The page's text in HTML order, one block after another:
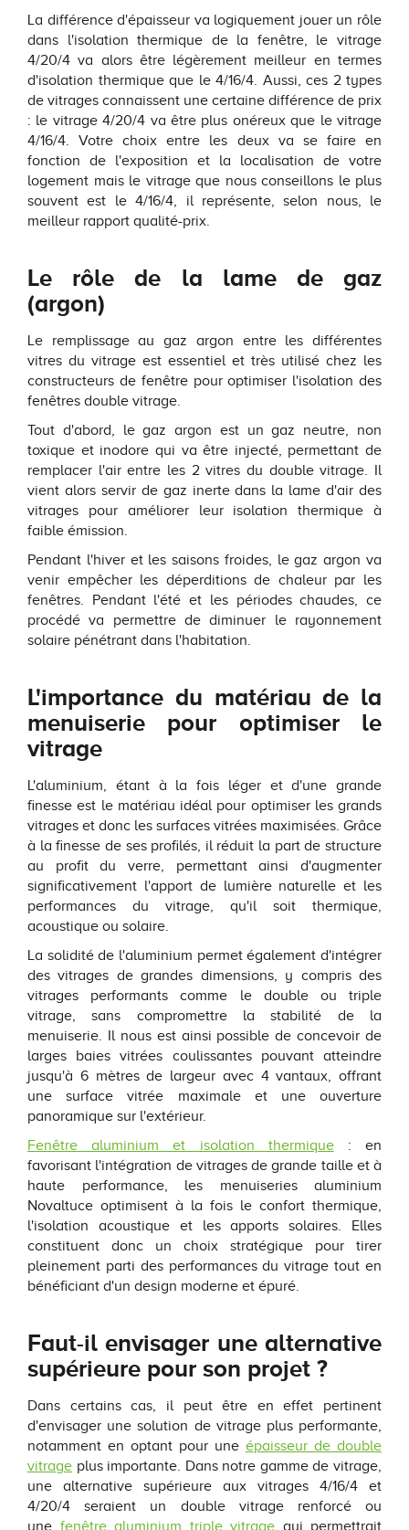
La différence d'épaisseur va logiquement jouer un rôle
dans l'isolation thermique de la fenêtre, le vitrage
4/20/4 va alors être légèrement meilleur en termes
d'isolation thermique que le 4/16/4. Aussi, ces 2 types
de vitrages connaissent une certaine différence de prix
: le vitrage 4/20/4 va être plus onéreux que le vitrage
4/16/4. Votre choix entre les deux va se faire en
fonction de l'exposition et la localisation de votre
logement mais le vitrage que nous conseillons le plus
souvent est le 4/16/4, il représente, selon nous, le
meilleur rapport qualité-prix.
Le rôle de la lame de gaz
(argon)
Le remplissage au gaz argon entre les différentes
vitres du vitrage est essentiel et très utilisé chez les
constructeurs de fenêtre pour optimiser l'isolation des
fenêtres double vitrage.
Tout d'abord, le gaz argon est un gaz neutre, non
toxique et inodore qui va être injecté, permettant de
remplacer l'air entre les 2 vitres du double vitrage. Il
vient alors servir de gaz inerte dans la lame d'air des
vitrages pour améliorer leur isolation thermique à
faible émission.
Pendant l'hiver et les saisons froides, le gaz argon va
venir empêcher les déperditions de chaleur par les
fenêtres. Pendant l'été et les périodes chaudes, ce
procédé va permettre de diminuer le rayonnement
solaire pénétrant dans l'habitation.
L'importance du matériau de la
menuiserie pour optimiser le
vitrage
L'aluminium, étant à la fois léger et d'une grande
finesse est le matériau idéal pour optimiser les grands
vitrages et donc les surfaces vitrées maximisées. Grâce
à la finesse de ses profilés, il réduit la part de structure
au profit du verre, permettant ainsi d'augmenter
significativement l'apport de lumière naturelle et les
performances du vitrage, qu'il soit thermique,
acoustique ou solaire.
La solidité de l'aluminium permet également d'intégrer
des vitrages de grandes dimensions, y compris des
vitrages performants comme le double ou triple
vitrage, sans compromettre la stabilité de la
menuiserie. Il nous est ainsi possible de concevoir de
larges baies vitrées coulissantes pouvant atteindre
jusqu'à 6 mètres de largeur avec 4 vantaux, offrant
une surface vitrée maximale et une ouverture
panoramique sur l'extérieur.
Fenêtre aluminium et isolation thermique: en
favorisant l'intégration de vitrages de grande taille et à
haute performance, les menuiseries aluminium
Novaltuce optimisent à la fois le confort thermique,
l'isolation acoustique et les apports solaires. Elles
constituent donc un choix stratégique pour tirer
pleinement parti des performances du vitrage tout en
bénéficiant d'un design moderne et épuré.
Faut-il envisager une alternative
supérieure pour son projet ?
Dans certains cas, il peut être en effet pertinent
d'envisager une solution de vitrage plus performante,
notamment en optant pour une épaisseur de double
vitrage plus importante. Dans notre gamme de vitrage,
une alternative supérieure aux vitrages 4/16/4 et
4/20/4 seraient un double vitrage renforcé ou
une fenêtre aluminium triple vitrage qui permettrait